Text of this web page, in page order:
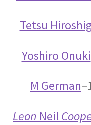
大学関連の
【アインシュタ
Tetsu
Yoshiro Onuki
M German
Leon Neil